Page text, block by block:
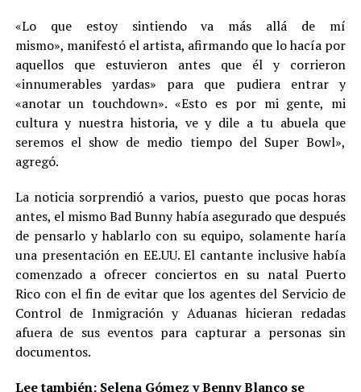
«Lo que estoy sintiendo va más allá de mí
mismo», manifestó el artista, afirmando que lo hacía por
aquellos que estuvieron antes que él y corrieron
«innumerables yardas» para que pudiera entrar y
«anotar un touchdown». «Esto es por mi gente, mi
cultura y nuestra historia, ve y dile a tu abuela que
seremos el show de medio tiempo del Super Bowl»,
agregó.
La noticia sorprendió a varios, puesto que pocas horas
antes, el mismo Bad Bunny había asegurado que después
de pensarlo y hablarlo con su equipo, solamente haría
una presentación en EE.UU. El cantante inclusive había
comenzado a ofrecer conciertos en su natal Puerto
Rico con el fin de evitar que los agentes del Servicio de
Control de Inmigración y Aduanas hicieran redadas
afuera de sus eventos para capturar a personas sin
documentos.
Lee también: Selena Gómez y Benny Blanco se